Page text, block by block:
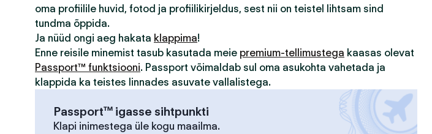
oma profiilile huvid, fotod ja profiilikirjeldus, sest nii on teistel lihtsam sind
tundma õppida.
Ja nüüd ongi aeg hakata klappima!
Enne reisile minemist tasub kasutada meie premium-tellimustega kaasas olevat
Passport™ funktsiooni. Passport võimaldab sul oma asukohta vahetada ja
klappida ka teistes linnades asuvate vallalistega.
Passport™ igasse sihtpunkti
Klapi inimestega üle kogu maailma.